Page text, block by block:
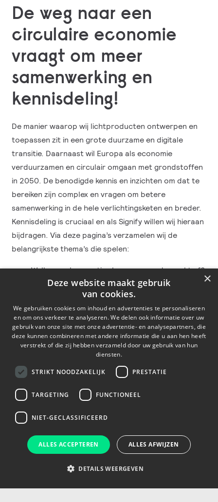
De weg naar een
circulaire economie
vraagt om meer
samenwerking en
kennisdeling!
De manier waarop wij lichtproducten ontwerpen en
toepassen zit in een grote duurzame en digitale
transitie. Daarnaast wil Europa als economie
verduurzamen en circulair omgaan met grondstoffen
in 2050. De benodigde kennis en inzichten om dat te
bereiken zijn complex en vragen om betere
samenwerking in de hele verlichtingsketen en breder.
Kennisdeling is cruciaal en als Signify willen wij hieraan
bijdragen. Via deze pagina’s verzamelen wij de
belangrijkste thema’s die spelen:
Welke regels en acties komen er op de markt af?
Waar komen ze vandaan, waarom?
Wat betekent dat voor de Nederlandse markt?
Zijn er ook certificeringen?
En hoe zit het met de financiële ondersteuning &
×
Deze website maakt gebruik
van cookies.
We gebruiken cookies om inhoud en advertenties te personaliseren
en om ons verkeer te analyseren. We delen ook informatie over uw
gebruik van onze site met onze advertentie- en analysepartners, die
deze kunnen combineren met andere informatie die u aan hen heeft
verstrekt of die zij hebben verzameld door uw gebruik van hun
diensten.
STRIKT NOODZAKELIJK PRESTATIE
TARGETING FUNCTIONEEL
NIET-GECLASSIFICEERD
ALLES ACCEPTEREN ALLES AFWIJZEN
DETAILS WEERGEVEN